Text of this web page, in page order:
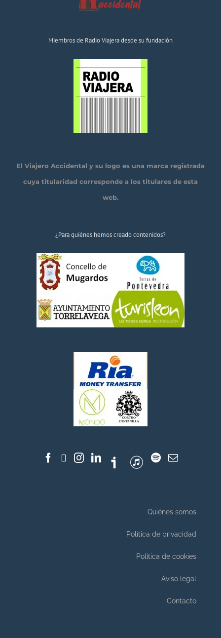
Miembros de Radio Viajera desde su fundación
El Viajero Accidental y su logo es una marca registrada
cuya titularidad corresponde a los titulares de esta
web.
¿Para quiénes hemos creado contenidos?
Quiénes somos
Política de privacidad
Política de cookies
Aviso legal
Contacto